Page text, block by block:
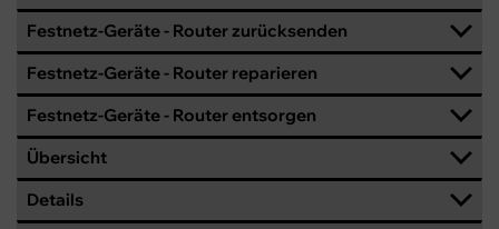
Festnetz-Geräte - Router zurücksenden
Festnetz-Geräte - Router reparieren
Festnetz-Geräte - Router entsorgen
Übersicht
Details